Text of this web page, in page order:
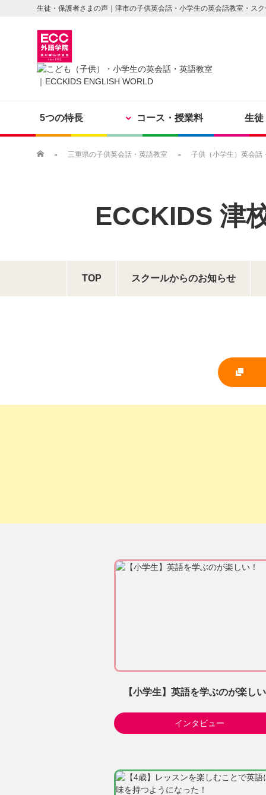
生徒・保護者さまの声｜津市の子供英会話・小学生の英会話教室・ス
5つの特長 コース・授業料 生徒
三重県の子供英会話・英語教室 子供（小学生）英会話
ECCKIDS 津
TOP スクールからのお知らせ
【小学生】英語を学ぶのが楽しい
インタビュー